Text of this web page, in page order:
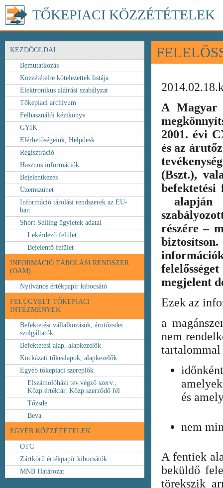
TŐKEPIACI KÖZZÉTÉTELEK
KEZDŐOLDAL
Bemutatkozás
Közzétételre kötelezettek listája
Elektronikus aláírási szabályzat
Tőkepiaci archívum
Felhasználói kézikönyv
GYIK
Elérhetőségeink, Helpdesk
Regisztráció
Hasznos információk
Bejelentkezés
Üzemszünet
Információ tárolási rendszerek az EU-
ban
Short Selling ügyletek adatai
Lekérdező felület
Bejelentő felület
INFORMÁCIÓ TÁROLÁSI RENDSZER
(OAM)
Nyilvános értékpapír kibocsátó
FELÜGYELT TŐKEPIACI
INTÉZMÉNYEK
Befektetési vállalkozások, árutőzsdei
szolgáltatók
Befektetési alap, alapkezelők
Kockázati tőkealapok, alapkezelők
Egyéb tőkepiaci szereplők
Elszámolóházi tev.végző szerv.,
Közp.értéktár, Közp.szerződő fél
Tőzsde
Beva
EGYÉB KÖZZÉTÉTELEK
OTC
Zártkörű értékpapír kibocsátók
MNB Határozat
A Magyar
2001. évi
és az
(Bszt.),
alapján
részére –
megjelent
Ezek az
a
nem
és
nem
A fentiek
beküldő
törekszik